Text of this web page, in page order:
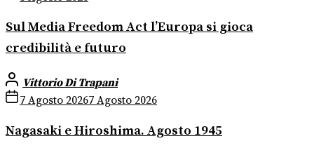
Sul Media Freedom Act l’Europa si gioca
credibilità e futuro
Vittorio Di Trapani
7 Agosto 20267 Agosto 2026
Nagasaki e Hiroshima. Agosto 1945